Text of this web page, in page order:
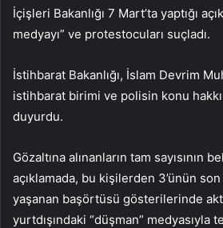
İçişleri Bakanlığı 7 Mart’ta yaptığı
medyayı” ve protestocuları suçladı.
İstihbarat Bakanlığı, İslam Devrim
istihbarat birimi ve polisin konu
duyurdu.
Gözaltına alınanların tam sayısının
açıklamada, bu kişilerden 3’ünün
yaşanan başörtüsü gösterilerinde
yurtdışındaki “düşman” medyasıyla